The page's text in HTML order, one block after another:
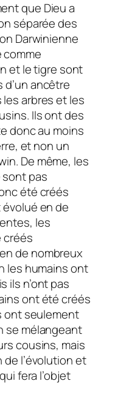
que Dieu a
séparée des
Darwinienne
et le tigre sont
ancêtre
arbres et les
Ils ont des
donc au moins
et non un
De même, les
sont pas
été créés
en de
les
créés
de nombreux
les humains ont
ils n’ont pas
ont été créés
ont seulement
se mélangeant
cousins, mais
l’évolution et
fera l’objet